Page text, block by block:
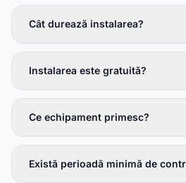
Cât durează instalarea?
Instalarea este gratuită?
Ce echipament primesc?
Există perioadă minimă de